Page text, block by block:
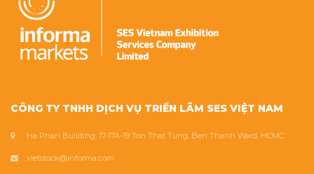
CÔNG TY TNHH DỊCH VỤ TRIỂN LÃM SES VIỆT NAM
Ha Phan Building, 17-17A-19 Ton That Tung, Ben Thanh Ward, HCMC
vietstock@informa.com